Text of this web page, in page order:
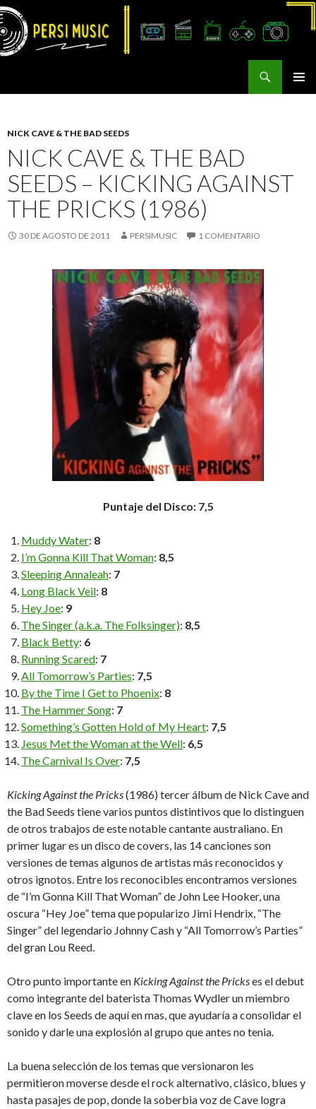
NICK CAVE & THE BAD SEEDS
NICK CAVE & THE BAD
SEEDS – KICKING AGAINST
THE PRICKS (1986)
30 DE AGOSTO DE 2011 PERSIMUSIC 1 COMENTARIO
Puntaje del Disco: 7,5
Muddy Water: 8
I’m Gonna Kill That Woman: 8,5
Sleeping Annaleah: 7
Long Black Veil: 8
Hey Joe: 9
The Singer (a.k.a. The Folksinger): 8,5
Black Betty: 6
Running Scared: 7
All Tomorrow’s Parties: 7,5
By the Time I Get to Phoenix: 8
The Hammer Song: 7
Something’s Gotten Hold of My Heart: 7,5
Jesus Met the Woman at the Well: 6,5
The Carnival Is Over: 7,5
Kicking Against the Pricks(1986) tercer álbum de Nick Cave and
the Bad Seeds tiene varios puntos distintivos que lo distinguen
de otros trabajos de este notable cantante australiano. En
primer lugar es un disco de covers, las 14 canciones son
versiones de temas algunos de artistas más reconocidos y
otros ignotos. Entre los reconocibles encontramos versiones
de “I’m Gonna Kill That Woman” de John Lee Hooker, una
oscura “Hey Joe” tema que popularizo Jimi Hendrix, “The
Singer” del legendario Johnny Cash y “All Tomorrow’s Parties”
del gran Lou Reed.
Otro punto importante en Kicking Against the Prickses el debut
como integrante del baterista Thomas Wydler un miembro
clave en los Seeds de aquí en mas, que ayudaría a consolidar el
sonido y darle una explosión al grupo que antes no tenia.
La buena selección de los temas que versionaron les
permitieron moverse desde el rock alternativo, clásico, blues y
hasta pasajes de pop, donde la soberbia voz de Cave logra